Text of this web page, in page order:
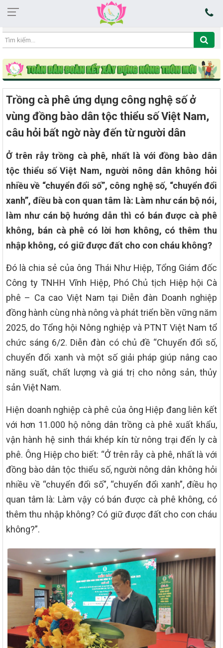
05:47:27 08/08/2026
Trồng cà phê ứng dụng công nghệ số ở
vùng đồng bào dân tộc thiểu số Việt Nam,
câu hỏi bất ngờ này đến từ người dân
Ở trên rẫy trồng cà phê, nhất là với đồng bào dân
tộc thiểu số Việt Nam, người nông dân không hỏi
nhiều về “chuyển đổi số”, công nghệ số, “chuyển đổi
xanh”, điều bà con quan tâm là: Làm như cán bộ nói,
làm như cán bộ hướng dẫn thì có bán được cà phê
không, bán cà phê có lời hơn không, có thêm thu
nhập không, có giữ được đất cho con cháu không?
Đó là chia sẻ của ông Thái Như Hiệp, Tổng Giám đốc
Công ty TNHH Vĩnh Hiệp, Phó Chủ tịch Hiệp hội Cà
phê – Ca cao Việt Nam tại Diễn đàn Doanh nghiệp
đồng hành cùng nhà nông và phát triển bền vững năm
2025, do Tổng hội Nông nghiệp và PTNT Việt Nam tổ
chức sáng 6/2. Diễn đàn có chủ đề “Chuyển đổi số,
chuyển đổi xanh và một số giải pháp giúp nâng cao
năng suất, chất lượng và giá trị cho nông sản, thủy
sản Việt Nam.
Hiện doanh nghiệp cà phê của ông Hiệp đang liên kết
với hơn 11.000 hộ nông dân trồng cà phê xuất khẩu,
vận hành hệ sinh thái khép kín từ nông trại đến ly cà
phê. Ông Hiệp cho biết: “Ở trên rẫy cà phê, nhất là với
đồng bào dân tộc thiểu số, người nông dân không hỏi
nhiều về “chuyển đổi số”, “chuyển đổi xanh”, điều họ
quan tâm là: Làm vậy có bán được cà phê không, có
thêm thu nhập không? Có giữ được đất cho con cháu
không?”.